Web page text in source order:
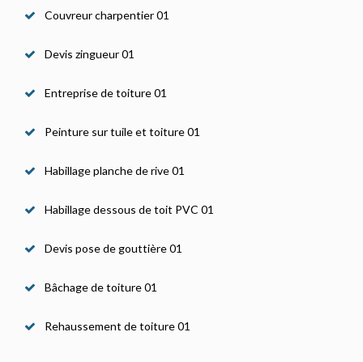
Couvreur charpentier 01
Devis zingueur 01
Entreprise de toiture 01
Peinture sur tuile et toiture 01
Habillage planche de rive 01
Habillage dessous de toit PVC 01
Devis pose de gouttière 01
Bâchage de toiture 01
Rehaussement de toiture 01